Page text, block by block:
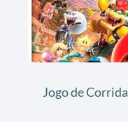
Jogo de